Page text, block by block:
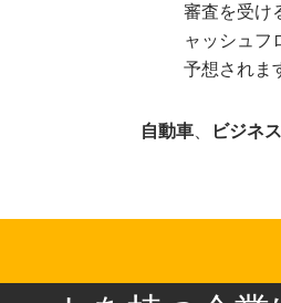
審査を受け
ャッシュフ
予想されま
自動車 ビジネ